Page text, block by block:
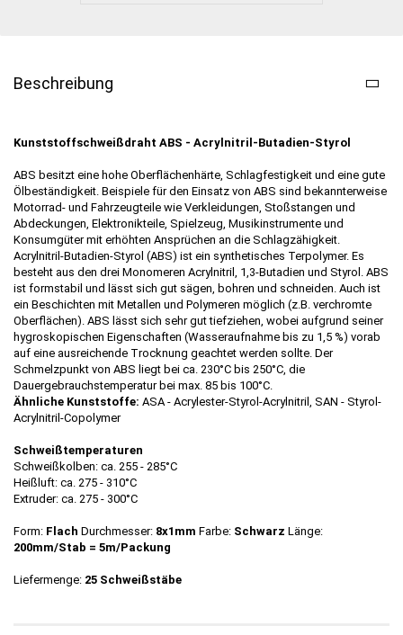
Beschreibung
Kunststoffschweißdraht ABS - Acrylnitril-Butadien-Styrol
ABS besitzt eine hohe Oberflächenhärte, Schlagfestigkeit und eine gute
Ölbeständigkeit. Beispiele für den Einsatz von ABS sind bekannterweise
Motorrad- und Fahrzeugteile wie Verkleidungen, Stoßstangen und
Abdeckungen, Elektronikteile, Spielzeug, Musikinstrumente und
Konsumgüter mit erhöhten Ansprüchen an die Schlagzähigkeit.
Acrylnitril-Butadien-Styrol (ABS) ist ein synthetisches Terpolymer. Es
besteht aus den drei Monomeren Acrylnitril, 1,3-Butadien und Styrol. ABS
ist formstabil und lässt sich gut sägen, bohren und schneiden. Auch ist
ein Beschichten mit Metallen und Polymeren möglich (z.B. verchromte
Oberflächen). ABS lässt sich sehr gut tiefziehen, wobei aufgrund seiner
hygroskopischen Eigenschaften (Wasseraufnahme bis zu 1,5 %) vorab
auf eine ausreichende Trocknung geachtet werden sollte. Der
Schmelzpunkt von ABS liegt bei ca. 230°C bis 250°C, die
Dauergebrauchstemperatur bei max. 85 bis 100°C.
Ähnliche Kunststoffe: ASA - Acrylester-Styrol-Acrylnitril, SAN - Styrol-
Acrylnitril-Copolymer
Schweißtemperaturen
Schweißkolben: ca. 255 - 285°C
Heißluft: ca. 275 - 310°C
Extruder: ca. 275 - 300°C
Form: Flach Durchmesser: 8x1mm Farbe: Schwarz Länge:
200mm/Stab = 5m/Packung
Liefermenge: 25 Schweißstäbe